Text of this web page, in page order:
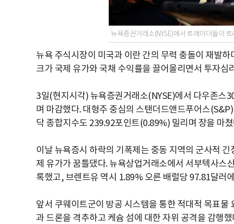
뉴욕증권거래소(NYSE)에서 트레이더들이
뉴욕 주식시장이 미국과 이란 간의 무력 충돌이 재발
크가 국제 유가와 국채 수익률을 끌어올리면서 투자심
3일(현지시각) 뉴욕증권거래소(NYSE)에서 다우존스
며 마감했다. 대형주 중심의 스탠더드앤드푸어스
닥 종합지수도 239.92포인트(0.89%) 밀리며 장을 마
이날 뉴욕증시 하락의 기폭제는 중동 지역의 군사적
제 유가가 꿈틀댔다. 뉴욕상업거래소에서 서부텍사스
록했고, 브렌트유 역시 1.89% 오른 배럴당 97.81달러
앞서 쿠웨이트군이 방공 시스템을 통한 적대적 목표
과 드론을 격추하고 케슘 섬에 대한 자위 공격을 감행